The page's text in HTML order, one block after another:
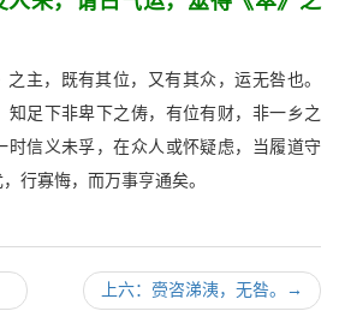
之主，既有其位，又有其众，运无咎也。
知足下非卑下之俦，有位有财，非一乡之
时信义未孚，在众人或怀疑虑，当履道守
行寡悔，而万事亨通矣。
上六：赍咨涕洟，无咎。 →